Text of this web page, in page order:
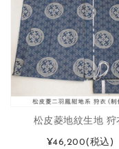
松皮菱地紋生地 狩
¥46,200(税込)